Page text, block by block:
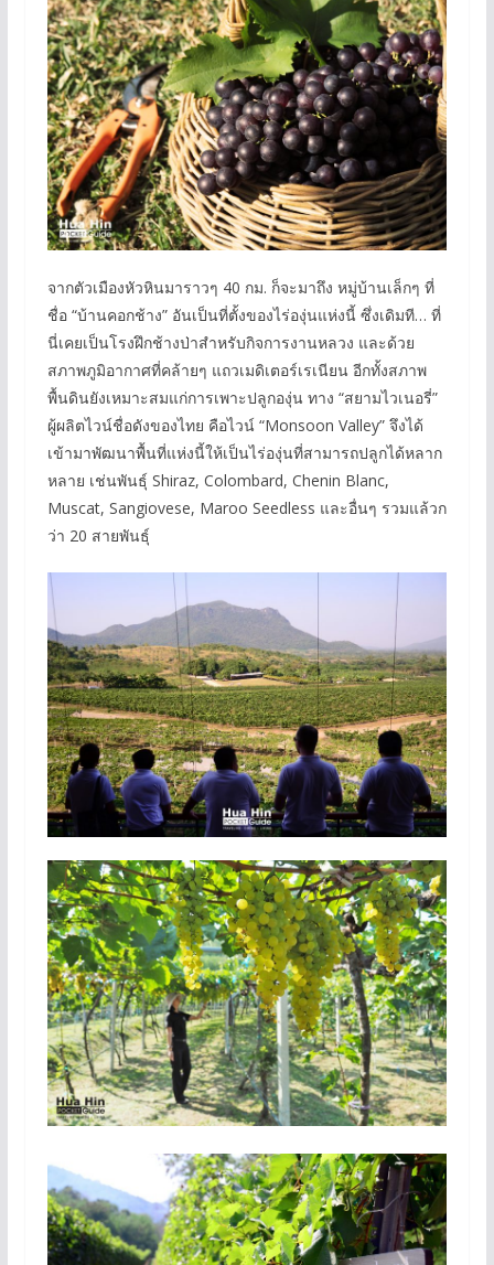
จากตัวเมืองหัวหินมาราวๆ 40 กม. ก็จะมาถึง หมู่บ้านเล็กๆ ที่
ชื่อ “บ้านคอกช้าง” อันเป็นที่ตั้งของไร่องุ่นแห่งนี้ ซึ่งเดิมที… ที่
นี่เคยเป็นโรงฝึกช้างป่าสำหรับกิจการงานหลวง และด้วย
สภาพภูมิอากาศที่คล้ายๆ แถวเมดิเตอร์เรเนียน อีกทั้งสภาพ
พื้นดินยังเหมาะสมแก่การเพาะปลูกองุ่น ทาง “สยามไวเนอรี่”
ผู้ผลิตไวน์ชื่อดังของไทย คือไวน์ “Monsoon Valley” จึงได้
เข้ามาพัฒนาพื้นที่แห่งนี้ให้เป็นไร่องุ่นที่สามารถปลูกได้หลาก
หลาย เช่นพันธุ์ Shiraz, Colombard, Chenin Blanc,
Muscat, Sangiovese, Maroo Seedless และอื่นๆ รวมแล้วก
ว่า 20 สายพันธุ์